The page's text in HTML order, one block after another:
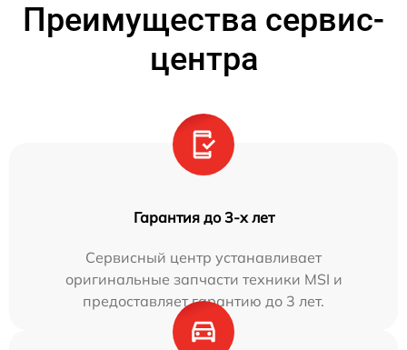
Преимущества сервис-
центра
Гарантия до 3-х лет
Сервисный центр устанавливает
оригинальные запчасти техники MSI и
предоставляет гарантию до 3 лет.